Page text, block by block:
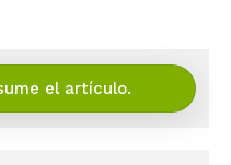
el artículo.